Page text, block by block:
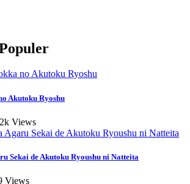
Akutoku Ryoshu
Views
Sekai de Akutoku Ryoushu ni Natteita
Views